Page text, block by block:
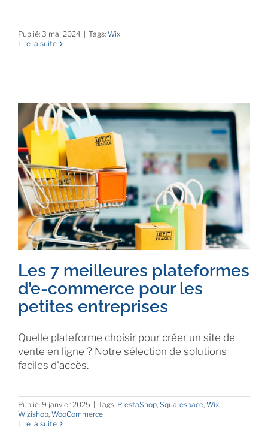
Publié: 3 mai 2024 Tags: Wix
Lire la suite
Les 7 meilleures plateformes
d’e-commerce pour les
petites entreprises
Quelle plateforme choisir pour créer un site de
vente en ligne ? Notre sélection de solutions
faciles d'accès.
Publié: 9 janvier 2025 Tags: PrestaShop, Squarespace, Wix,
Wizishop, WooCommerce
Lire la suite